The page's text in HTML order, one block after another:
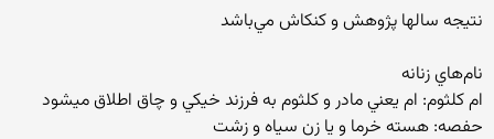
نتيجه سالها پژوهش و كنكاش مي‌باشد
نام‌هاي زنانه
ام كلثوم: ام يعني مادر و كلثوم به فرزند خيكي و چاق اطلاق ميشود
حفصه: هسته خرما و يا زن سياه و زشت